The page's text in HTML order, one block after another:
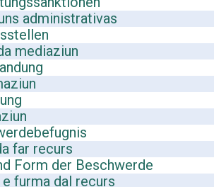
administrativas
mediaziun
far recurs
Form der Beschwerde
furma dal recurs